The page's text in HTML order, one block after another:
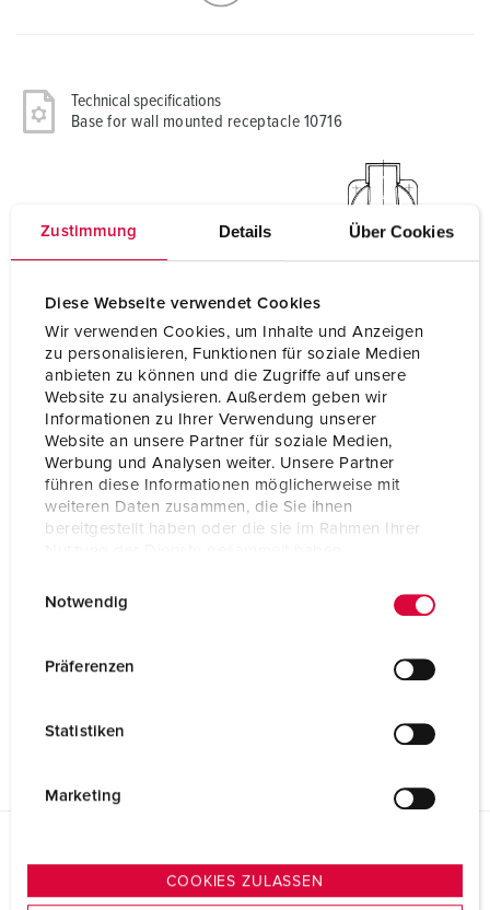
Zustimmung Details Über Cookies
Diese Webseite verwendet Cookies
Wir verwenden Cookies, um Inhalte und Anzeigen
zu personalisieren, Funktionen für soziale Medien
anbieten zu können und die Zugriffe auf unsere
Website zu analysieren. Außerdem geben wir
Informationen zu Ihrer Verwendung unserer
Website an unsere Partner für soziale Medien,
Werbung und Analysen weiter. Unsere Partner
führen diese Informationen möglicherweise mit
weiteren Daten zusammen, die Sie ihnen
bereitgestellt haben oder die sie im Rahmen Ihrer
s
Notwendig
Präferenzen
Statistiken
Marketing
COOKIES ZULASSEN
Technical specifications
Base for wall mounted receptacle 10716
Datasheets & Downloads
Base for wall mounted receptacle 10716